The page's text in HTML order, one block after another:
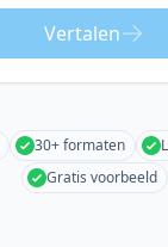
Vertalen
30+ formaten
Gratis voorbeeld